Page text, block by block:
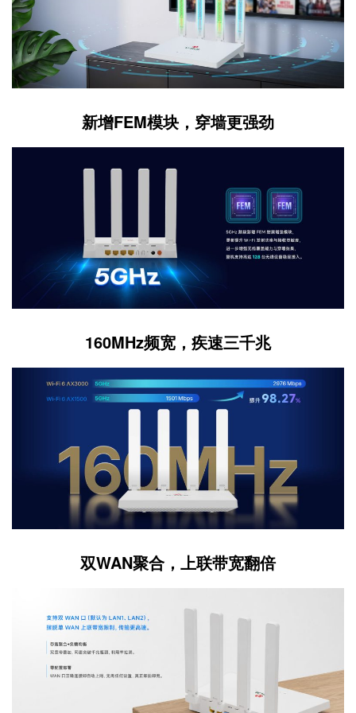
新增FEM模块，穿墙更强劲
160MHz频宽，疾速三千兆
双WAN聚合，上联带宽翻倍